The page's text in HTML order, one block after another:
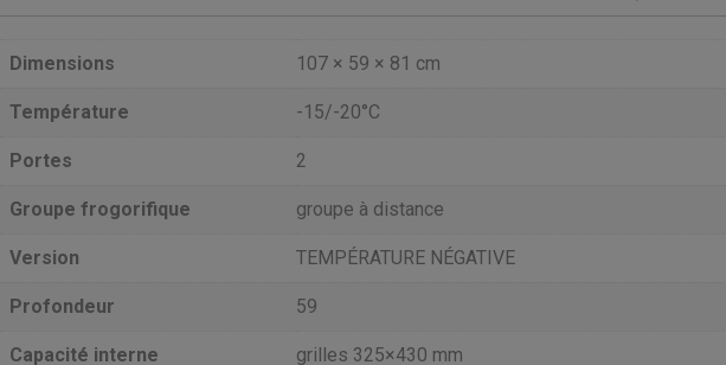
Dimensions 107 × 59 × 81 cm
Température -15/-20°C
Portes 2
Groupe frogorifique groupe à distance
Version TEMPÉRATURE NÉGATIVE
Profondeur 59
Capacité interne grilles 325×430 mm